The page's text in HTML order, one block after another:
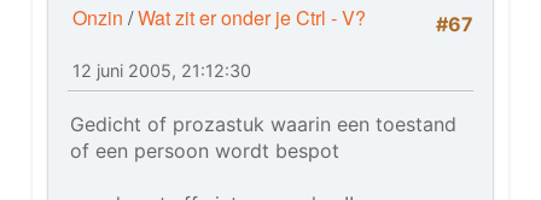
#67
Onzin /Wat zit er onder je Ctrl - V?
12 juni 2005, 21:12:30
Gedicht of prozastuk waarin een toestand
of een persoon wordt bespot